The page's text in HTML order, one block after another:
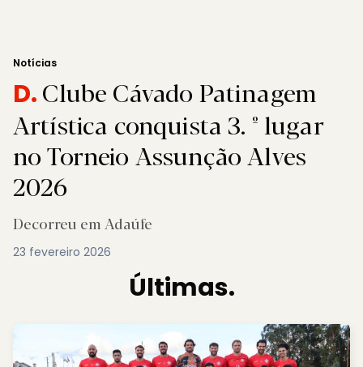
Notícias
D.Clube Cávado Patinagem
Artística conquista 3. º lugar
no Torneio Assunção Alves
2026
Decorreu em Adaúfe
23 fevereiro 2026
Últimas.